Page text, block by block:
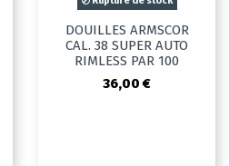
DOUILLES ARMSCOR
CAL. 38 SUPER AUTO
RIMLESS PAR 100
36,00 €